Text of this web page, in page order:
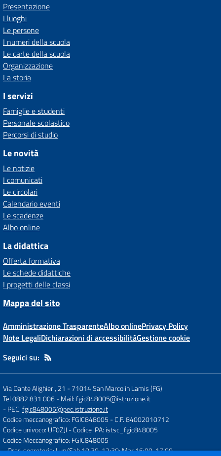
Presentazione
I luoghi
Le persone
I numeri della scuola
Le carte della scuola
Organizzazione
La storia
I servizi
Famiglie e studenti
Personale scolastico
Percorsi di studio
Le novità
Le notizie
I comunicati
Le circolari
Calendario eventi
Le scadenze
Albo online
La didattica
Offerta formativa
Le schede didattiche
I progetti delle classi
Mappa del sito
Amministrazione TrasparenteAlbo onlinePrivacy Policy
Note LegaliDichiarazioni di accessibilitàGestione cookie
Seguici su:
Via Dante Alighieri, 21 -71014 San Marco in Lamis (FG)
Tel 0882 831 006- Mail:fgic848005@istruzione.it
- PEC:fgic848005@pec.istruzione.it
Codice meccanografico: FGIC848005 - C.F. 84002010712
Codice univoco: UF0ZJI- Codice iPA: istsc_fgic848005
Codice Meccanografico: FGIC848005
- Orari segreteria: Lun/Sab 10:30-12:30; Mar 16:00-17:00